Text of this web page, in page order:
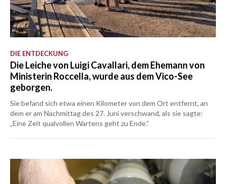
DIE ENTDECKUNG
Die Leiche von Luigi Cavallari, dem Ehemann von
Ministerin Roccella, wurde aus dem Vico-See
geborgen.
Sie befand sich etwa einen Kilometer von dem Ort entfernt, an
dem er am Nachmittag des 27. Juni verschwand, als sie sagte:
„Eine Zeit qualvollen Wartens geht zu Ende.“